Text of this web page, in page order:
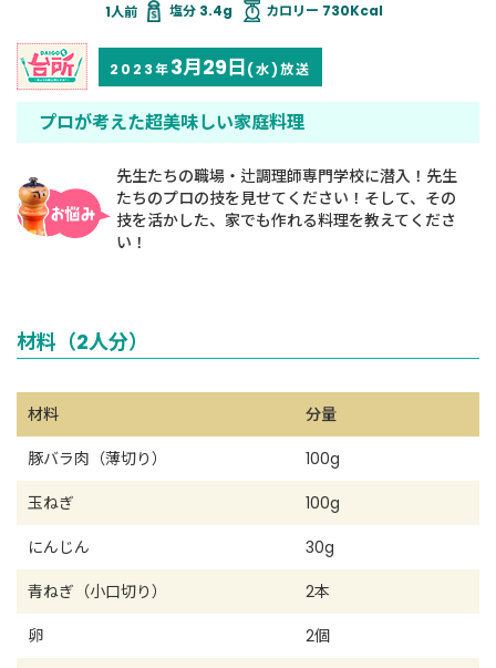
塩分 3.4g カロリー 730Kcal
2023年3月29日(水)放送
プロが考えた超美味しい家庭料理
先生たちの職場・辻調理師専門学校に潜入！先生
たちのプロの技を見せてください！そして、その
技を活かした、家でも作れる料理を教えてくださ
い！
材料（2人分）
材料
分量
豚バラ肉（薄切り）
100g
玉ねぎ
100g
にんじん
30g
青ねぎ（小口切り）
2本
卵
2個